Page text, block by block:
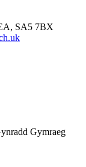
SA5 7BX
Gymraeg